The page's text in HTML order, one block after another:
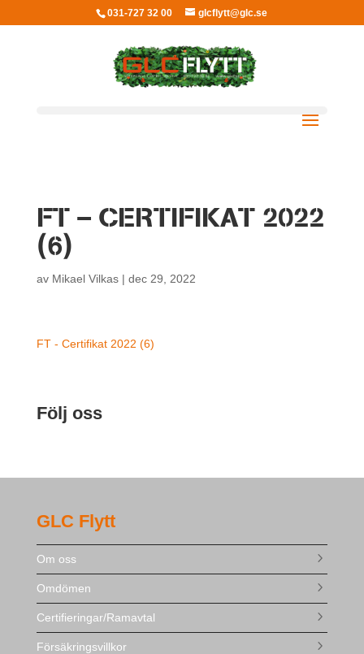
031-727 32 00 glcflytt@glc.se
FT – CERTIFIKAT 2022
(6)
av Mikael Vilkas| dec 29, 2022
FT - Certifikat 2022 (6)
Följ oss
GLC Flytt
Om oss
Omdömen
Certifieringar/Ramavtal
Försäkringsvillkor